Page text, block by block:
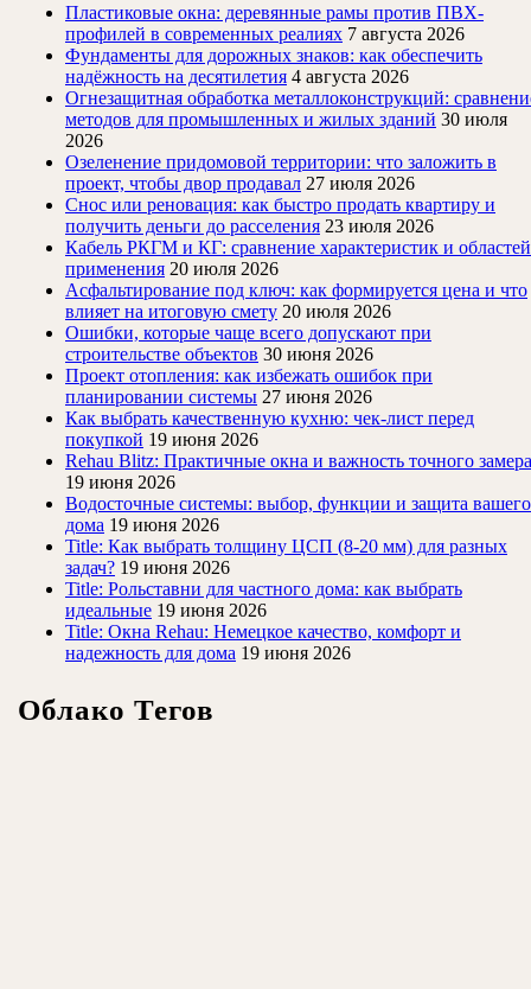
Пластиковые окна: деревянные рамы против ПВХ-
профилей в современных реалиях 7 августа 2026
Фундаменты для дорожных знаков: как обеспечить
надёжность на десятилетия 4 августа 2026
Огнезащитная обработка металлоконструкций:
методов для промышленных и жилых зданий 30 июля
2026
Озеленение придомовой территории: что заложить в
проект, чтобы двор продавал 27 июля 2026
Снос или реновация: как быстро продать квартиру и
получить деньги до расселения 23 июля 2026
Кабель РКГМ и КГ: сравнение характеристик и областей
применения 20 июля 2026
Асфальтирование под ключ: как формируется цена и что
влияет на итоговую смету 20 июля 2026
Ошибки, которые чаще всего допускают при
строительстве объектов 30 июня 2026
Проект отопления: как избежать ошибок при
планировании системы 27 июня 2026
Как выбрать качественную кухню: чек-лист перед
покупкой 19 июня 2026
Rehau Blitz: Практичные окна и важность точного замера
19 июня 2026
Водосточные системы: выбор, функции и защита вашего
дома 19 июня 2026
Title: Как выбрать толщину ЦСП (8-20 мм) для разных
задач? 19 июня 2026
Title: Рольставни для частного дома: как выбрать
идеальные 19 июня 2026
Title: Окна Rehau: Немецкое качество, комфорт и
надежность для дома 19 июня 2026
Облако Тегов